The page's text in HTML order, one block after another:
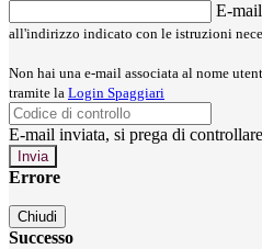
E-mail
all'indirizzo indicato con le istruzioni
Non hai una e-mail associata al nome
tramite la Login Spaggiari
E-mail inviata, si prega di
Errore
Chiudi
Successo